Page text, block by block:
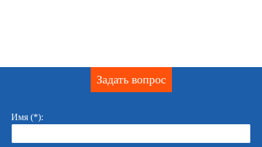
Задать вопрос
Имя (*):